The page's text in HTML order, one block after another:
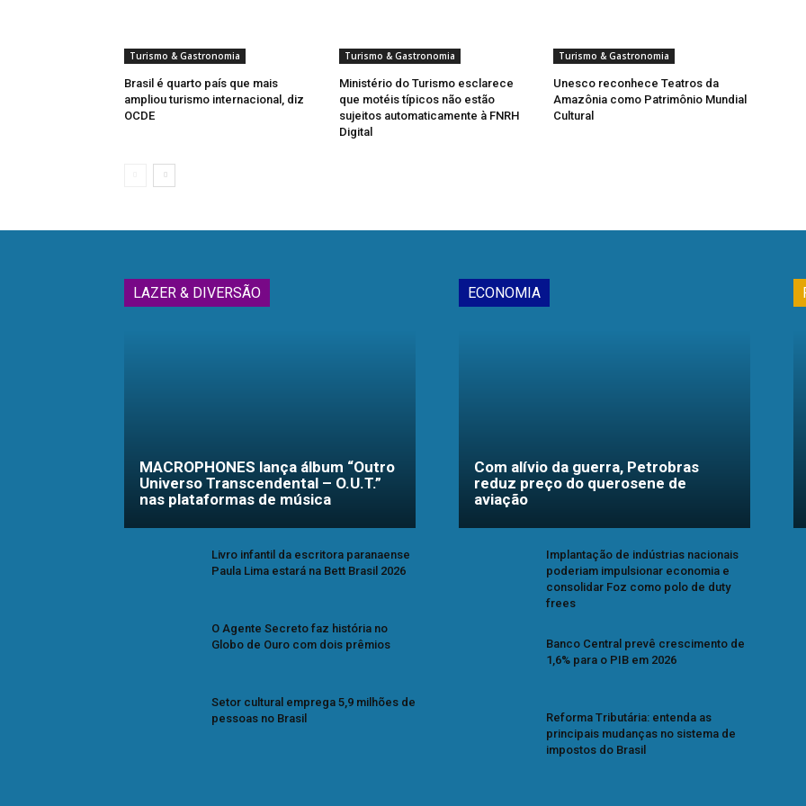
Turismo & Gastronomia
Brasil é quarto país que mais
ampliou turismo internacional, diz
OCDE
Turismo & Gastronomia
Ministério do Turismo esclarece
que motéis típicos não estão
sujeitos automaticamente à FNRH
Digital
Turismo & Gastronomia
Unesco reconhece Teatros da
Amazônia como Patrimônio Mundial
Cultural
LAZER & DIVERSÃO
MACROPHONES lança álbum “Outro
Universo Transcendental – O.U.T.”
nas plataformas de música
Livro infantil da escritora paranaense
Paula Lima estará na Bett Brasil 2026
O Agente Secreto faz história no
Globo de Ouro com dois prêmios
Setor cultural emprega 5,9 milhões de
pessoas no Brasil
ECONOMIA
Com alívio da guerra, Petrobras
reduz preço do querosene de
aviação
Implantação de indústrias nacionais
poderiam impulsionar economia e
consolidar Foz como polo de duty
frees
Banco Central prevê crescimento de
1,6% para o PIB em 2026
Reforma Tributária: entenda as
principais mudanças no sistema de
impostos do Brasil